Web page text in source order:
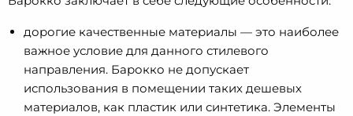
дорогие качественные материалы — это наиболее
важное условие для данного стилевого
направления. Барокко не допускает
использования в помещении таких дешевых
материалов, как пластик или синтетика. Элементы